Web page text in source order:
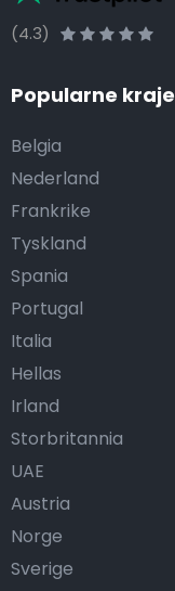
(4.3)
Popularne kraje
Belgia
Nederland
Frankrike
Tyskland
Spania
Portugal
Italia
Hellas
Irland
Storbritannia
UAE
Austria
Norge
Sverige